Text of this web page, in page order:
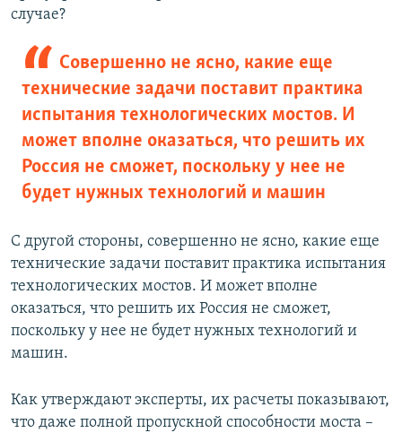
случае?
Совершенно не ясно, какие еще
технические задачи поставит практика
испытания технологических мостов. И
может вполне оказаться, что решить их
Россия не сможет, поскольку у нее не
будет нужных технологий и машин
С другой стороны, совершенно не ясно, какие еще
технические задачи поставит практика испытания
технологических мостов. И может вполне
оказаться, что решить их Россия не сможет,
поскольку у нее не будет нужных технологий и
машин.
Как утверждают эксперты, их расчеты показывают,
что даже полной пропускной способности моста –